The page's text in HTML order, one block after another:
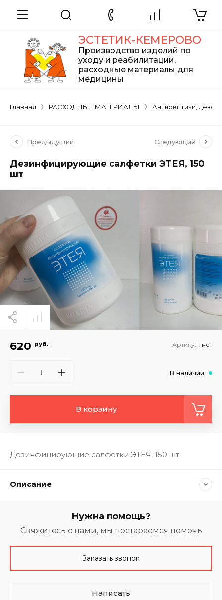
ЭСТЕТИК-КЕМЕРОВО
Производство изделий по
уходу и реабилитации,
расходные материалы для
медицины
Главная РАСХОДНЫЕ МАТЕРИАЛЫ Антисептики,
Предыдущий Следующий
Дезинфицирующие салфетки ЭТЕЯ, 150
шт
Дезинфицирующие салфетки ЭТЕЯ, 150 шт
620 руб. Артикул: нет
В наличии
В корзину
Описание
Нужна помощь?
Свяжитесь с нами, мы постараемся помочь
Заказать звонок
Написать